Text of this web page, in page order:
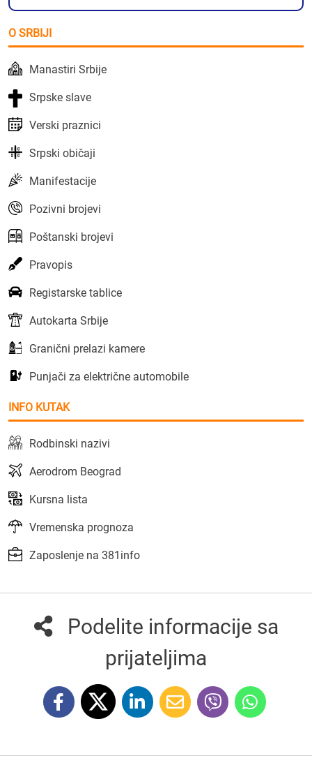
O SRBIJI
Manastiri Srbije
Srpske slave
Verski praznici
Srpski običaji
Manifestacije
Pozivni brojevi
Poštanski brojevi
Pravopis
Registarske tablice
Autokarta Srbije
Granični prelazi kamere
Punjači za električne automobile
INFO KUTAK
Rodbinski nazivi
Aerodrom Beograd
Kursna lista
Vremenska prognoza
Zaposlenje na 381info
Podelite informacije sa
prijateljima